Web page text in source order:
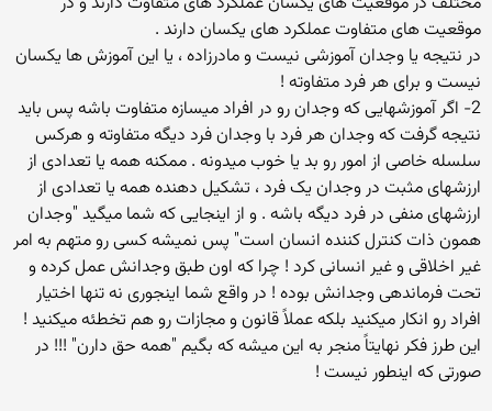
موقعیت های متفاوت عملکرد های یکسان دارند .
در نتیجه یا وجدان آموزشی نیست و مادرزاده ، یا این آموزش ها یکسان
نیست و برای هر فرد متفاوته !
2- اگر آموزشهایی که وجدان رو در افراد میسازه متفاوت باشه پس باید
نتیجه گرفت که وجدان هر فرد با وجدان فرد دیگه متفاوته و هرکس
سلسله خاصی از امور رو بد یا خوب میدونه . ممکنه همه یا تعدادی از
ارزشهای مثبت در وجدان یک فرد ، تشکیل دهنده همه یا تعدادی از
ارزشهای منفی در فرد دیگه باشه . و از اینجایی که شما میگید "وجدان
همون ذات کنترل کننده انسان است" پس نمیشه کسی رو متهم به امر
غیر اخلاقی و غیر انسانی کرد ! چرا که اون طبق وجدانش عمل کرده و
تحت فرماندهی وجدانش بوده ! در واقع شما اینجوری نه تنها اختیار
افراد رو انکار میکنید بلکه عملاً قانون و مجازات رو هم تخطئه میکنید !
این طرز فکر نهایتاً منجر به این میشه که بگیم "همه حق دارن" !!! در
صورتی که اینطور نیست !